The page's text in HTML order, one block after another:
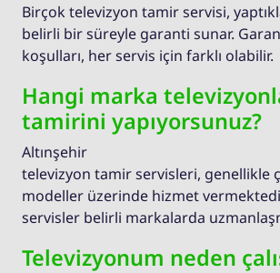
Birçok televizyon tamir servisi,
belirli bir süreyle garanti sunar.
koşulları, her servis için farklı olabilir.
Hangi marka
tamirini yapıyorsunuz?
Altınşehir
televizyon tamir servisleri, genellikle
modeller üzerinde hizmet
servisler belirli markalarda
Televizyonum neden